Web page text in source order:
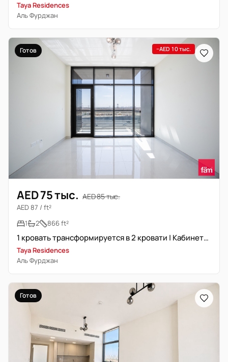
Taya Residences
Аль Фурджан
Готов −AED 10 тыс.
AED 75 тыс. AED 85 тыс.
AED 87 / ft²
1
2 866 ft²
1 кровать трансформируется в 2 кровати | Кабинет/Кладовая | Васту
Taya Residences
Аль Фурджан
Готов